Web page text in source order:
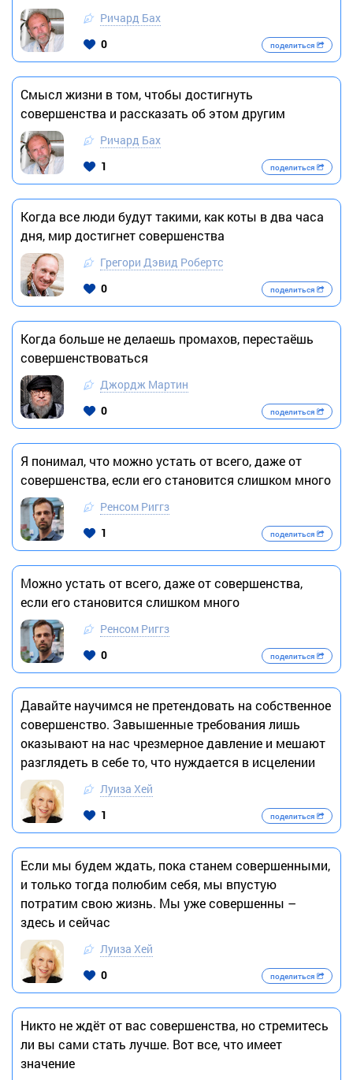
Ричард Бах
0
поделиться
Смысл жизни в том, чтобы достигнуть
совершенства и рассказать об этом другим
Ричард Бах
1
поделиться
Когда все люди будут такими, как коты в два часа
дня, мир достигнет совершенства
Грегори Дэвид Робертс
0
поделиться
Когда больше не делаешь промахов, перестаёшь
совершенствоваться
Джордж Мартин
0
поделиться
Я понимал, что можно устать от всего, даже от
совершенства, если его становится слишком много
Ренсом Риггз
1
поделиться
Можно устать от всего, даже от совершенства,
если его становится слишком много
Ренсом Риггз
0
поделиться
Давайте научимся не претендовать на собственное
совершенство. Завышенные требования лишь
оказывают на нас чрезмерное давление и мешают
разглядеть в себе то, что нуждается в исцелении
Луиза Хей
1
поделиться
Если мы будем ждать, пока станем совершенными,
и только тогда полюбим себя, мы впустую
потратим свою жизнь. Мы уже совершенны –
здесь и сейчас
Луиза Хей
0
поделиться
Никто не ждёт от вас совершенства, но стремитесь
ли вы сами стать лучше. Вот все, что имеет
значение